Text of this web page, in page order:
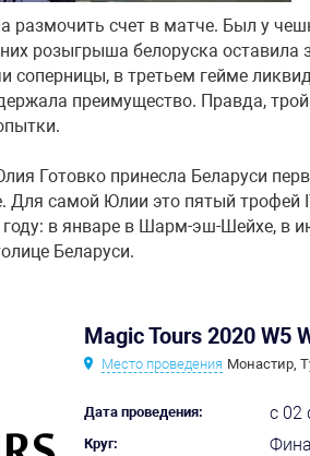
размочить счет в матче. Был у
розыгрыша белоруска
соперницы, в третьем гейме
преимущество. Правда,
Готовко принесла Беларуси
Для самой Юлии это пятый трофей
году: в январе в Шарм-эш-Шейхе, в
Беларуси.
Magic Tours 2020 W5
Место проведения Монастир,
Дата проведения: с 02
Круг: